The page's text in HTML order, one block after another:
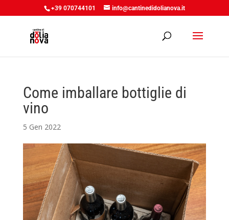
+39 070744101 info@cantinedidolianova.it
Come imballare bottiglie di
vino
5 Gen 2022